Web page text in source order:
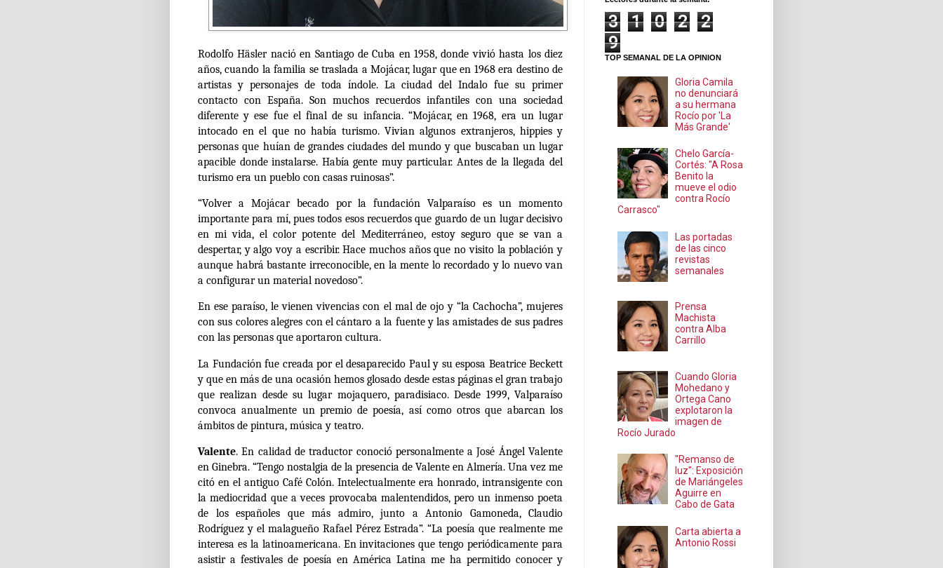
Rodolfo Häsler nació en Santiago de Cuba en 1958, donde vivió hasta los diez
años, cuando la familia se traslada a Mojácar, lugar que en 1968 era destino de
artistas y personajes de toda índole. La ciudad del Indalo fue su primer
contacto con España. Son muchos recuerdos infantiles con una sociedad
diferente y ese fue el final de su infancia. “Mojácar, en 1968, era un lugar
intocado en el que no había turismo. Vivian algunos extranjeros, hippies y
personas que huían de grandes ciudades del mundo y que buscaban un lugar
apacible donde instalarse. Había gente muy particular. Antes de la llegada del
turismo era un pueblo con casas ruinosas”.
“Volver a Mojácar becado por la fundación Valparaíso es un momento
importante para mí, pues todos esos recuerdos que guardo de un lugar decisivo
en mi vida, el color potente del Mediterráneo, estoy seguro que se van a
despertar, y algo voy a escribir. Hace muchos años que no visito la población y
aunque habrá bastante irreconocible, en la mente lo recordado y lo nuevo van
a configurar un material novedoso”.
En ese paraíso, le vienen vivencias con el mal de ojo y “la Cachocha”, mujeres
con sus colores alegres con el cántaro a la fuente y las amistades de sus padres
con las personas que aportaron cultura.
La Fundación fue creada por el desaparecido Paul y su esposa Beatrice Beckett
y que en más de una ocasión hemos glosado desde estas páginas el gran trabajo
que realizan desde su lugar mojaquero, paradisiaco. Desde 1999, Valparaíso
convoca anualmente un premio de poesía, así como otros que abarcan los
ámbitos de pintura, música y teatro.
Valente. En calidad de traductor conoció personalmente a José Ángel Valente
en Ginebra. “Tengo nostalgia de la presencia de Valente en Almería. Una vez me
citó en el antiguo Café Colón. Intelectualmente era honrado, intransigente con
la mediocridad que a veces provocaba malentendidos, pero un inmenso poeta
de los españoles que más admiro, junto a Antonio Gamoneda, Claudio
Rodríguez y el malagueño Rafael Pérez Estrada”. “La poesía que realmente me
interesa es la latinoamericana. En invitaciones que tengo periódicamente para
asistir a festivales de poesía en América Latina me ha permitido conocer y
3 1 0 2
2
9
TOP SEMANAL DE LA OPINION
Gloria Camila
no denunciará
a su hermana
Rocío por 'La
Más Grande'
Chelo García-
Cortés: "A Rosa
Benito la
mueve el odio
contra Rocío
Carrasco"
Las portadas
de las cinco
revistas
semanales
Prensa
Machista
contra Alba
Carrillo
Cuando Gloria
Mohedano y
Ortega Cano
explotaron la
imagen de
Rocío Jurado
"Remanso de
luz": Exposición
de Mariángeles
Aguirre en
Cabo de Gata
Carta abierta a
Antonio Rossi